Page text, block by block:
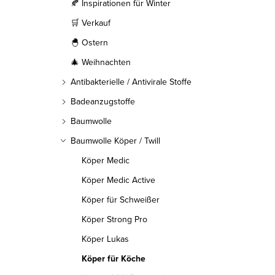
🍂 Inspirationen für Winter
🛒 Verkauf
🐣 Ostern
🎄 Weihnachten
Antibakterielle / Antivirale Stoffe
Badeanzugstoffe
Baumwolle
Baumwolle Köper / Twill
Köper Medic
Köper Medic Active
Köper für Schweißer
Köper Strong Pro
Köper Lukas
Köper für Köche